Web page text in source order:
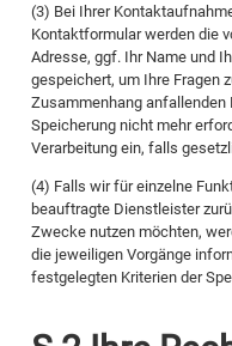
(3) Bei Ihrer
Kontaktformular werden die
Adresse, ggf. Ihr Name und
gespeichert, um Ihre Fragen
Zusammenhang anfallenden
Speicherung nicht mehr
Verarbeitung ein, falls
(4) Falls wir für einzelne
beauftragte Dienstleister
Zwecke nutzen möchten,
die jeweiligen Vorgänge
festgelegten Kriterien der